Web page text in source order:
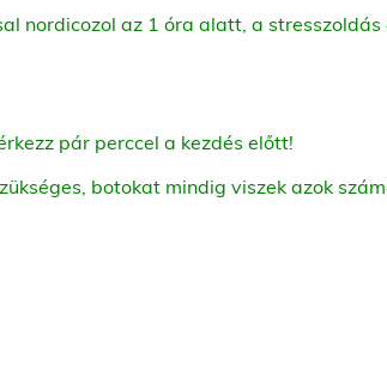
nordicozol az 1 óra alatt, a
pár perccel a kezdés előtt!
botokat mindig viszek azok